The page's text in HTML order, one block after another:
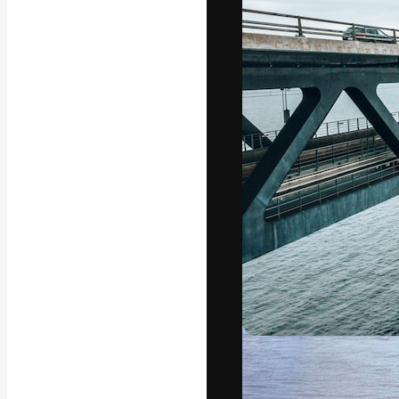
La
migliori lavori.
creativi,
Italiano
Copyright ©